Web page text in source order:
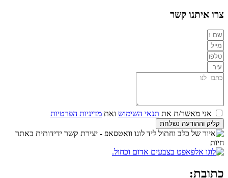
צרו איתנו קשר
אני מאשר/ת את תנאי השימוש ואת מדיניות הפרטיות
קליק וההודעה נשלחת
כתובת: